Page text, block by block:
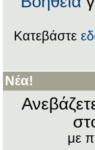
Κατεβάστε
Νέα!
με